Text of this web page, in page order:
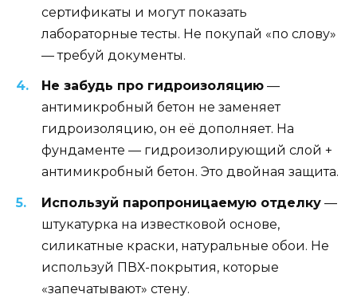
сертификаты и могут показать
лабораторные тесты. Не покупай «по слову»
— требуй документы.
Не забудь про гидроизоляцию —
антимикробный бетон не заменяет
гидроизоляцию, он её дополняет. На
фундаменте — гидроизолирующий слой +
антимикробный бетон. Это двойная защита.
Используй паропроницаемую отделку —
штукатурка на известковой основе,
силикатные краски, натуральные обои. Не
используй ПВХ-покрытия, которые
«запечатывают» стену.